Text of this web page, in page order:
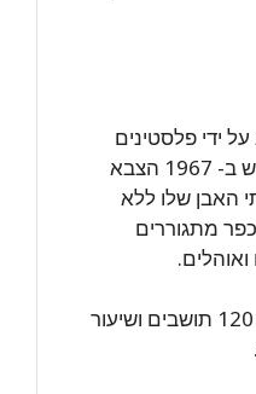
ידי פלסטינים
לפני 1948, לאחר הכיבוש ב- 1967 הצבא
האבן שלו ללא
מתגוררים
בכפר מתגוררים כיום כ- 120 תושבים ושיעור